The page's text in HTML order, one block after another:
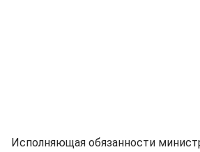
Исполняющая обязанности